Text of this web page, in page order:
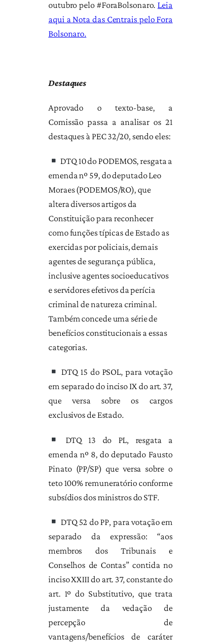
outubro pelo #ForaBolsonaro. Leia
aqui a Nota das Centrais pelo Fora
Bolsonaro.
Destaques
Aprovado o texto-base, a
Comissão passa a analisar os 21
destaques à PEC 32/20, sendo eles:
DTQ 10 do PODEMOS, resgata a
emenda nº 59, do deputado Leo
Moraes (PODEMOS/RO), que
altera diversos artigos da
Constituição para reconhecer
como funções típicas de Estado as
exercidas por policiais, demais
agentes de segurança pública,
inclusive agentes socioeducativos
e servidores efetivos da perícia
criminal de natureza criminal.
Também concede uma série de
benefícios constitucionais a essas
categorias.
DTQ 15 do PSOL, para votação
em separado do inciso IX do art. 37,
que versa sobre os cargos
exclusivos de Estado.
DTQ 13 do PL, resgata a
emenda nº 8, do deputado Fausto
Pinato (PP/SP) que versa sobre o
teto 100% remuneratório conforme
subsídios dos ministros do STF.
DTQ 52 do PP, para votação em
separado da expressão: “aos
membros dos Tribunais e
Conselhos de Contas” contida no
inciso XXIII do art. 37, constante do
art. 1º do Substitutivo, que trata
justamente da vedação de
percepção de
vantagens/benefícios de caráter